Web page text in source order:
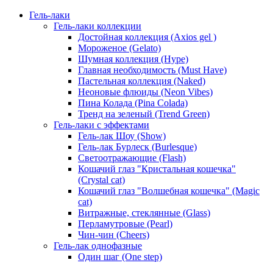
Гель-лаки
Гель-лаки коллекции
Достойная коллекция (Axios gel )
Мороженое (Gelato)
Шумная коллекция (Hype)
Главная необходимость (Must Have)
Пастельная коллекция (Naked)
Неоновые флюиды (Neon Vibes)
Пина Колада (Pina Colada)
Тренд на зеленый (Trend Green)
Гель-лаки с эффектами
Гель-лак Шоу (Show)
Гель-лак Бурлеск (Burlesque)
Светоотражающие (Flash)
Кошачий глаз "Кристальная кошечка"
(Crystal cat)
Кошачий глаз "Волшебная кошечка" (Magic
cat)
Витражные, стеклянные (Glass)
Перламутровые (Pearl)
Чин-чин (Cheers)
Гель-лак однофазные
Один шаг (One step)